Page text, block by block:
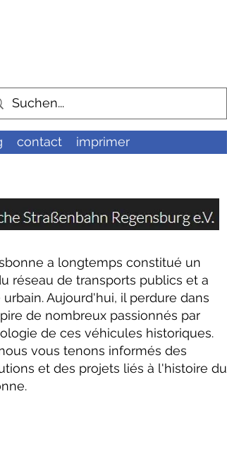
contact imprimer
a longtemps constitué un
réseau de transports publics et a
Aujourd'hui, il perdure dans
de nombreux passionnés par
de ces véhicules historiques.
vous tenons informés des
et des projets liés à l'histoire du